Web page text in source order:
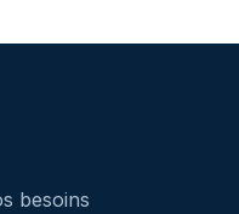
besoins